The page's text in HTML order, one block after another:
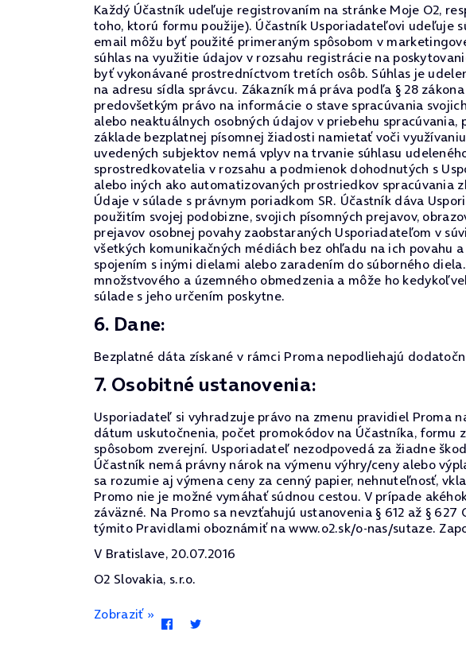
Každý Účastník udeľuje registrovaním na stránke Moje O2,
toho, ktorú formu použije). Účastník Usporiadateľovi udeľuje
email môžu byť použité primeraným spôsobom v
súhlas na využitie údajov v rozsahu registrácie na
byť vykonávané prostredníctvom tretích osôb. Súhlas je
na adresu sídla správcu. Zákazník má práva podľa § 28
predovšetkým právo na informácie o stave spracúvania
alebo neaktuálnych osobných údajov v priebehu
základe bezplatnej písomnej žiadosti namietať voči
uvedených subjektov nemá vplyv na trvanie súhlasu
sprostredkovatelia v rozsahu a podmienok dohodnutých s
alebo iných ako automatizovaných prostriedkov spracúvania
Údaje v súlade s právnym poriadkom SR. Účastník dáva
použitím svojej podobizne, svojich písomných prejavov,
prejavov osobnej povahy zaobstaraných Usporiadateľom v
všetkých komunikačných médiách bez ohľadu na ich povahu
spojením s inými dielami alebo zaradením do súborného
množstvového a územného obmedzenia a môže ho
súlade s jeho určením poskytne.
6. Dane:
Bezplatné dáta získané v rámci Proma nepodliehajú
7. Osobitné ustanovenia:
Usporiadateľ si vyhradzuje právo na zmenu pravidiel Proma
dátum uskutočnenia, počet promokódov na Účastníka,
spôsobom zverejní. Usporiadateľ nezodpovedá za žiadne
Účastník nemá právny nárok na výmenu výhry/ceny alebo
sa rozumie aj výmena ceny za cenný papier, nehnuteľnosť,
Promo nie je možné vymáhať súdnou cestou. V prípade
záväzné. Na Promo sa nevzťahujú ustanovenia § 612 až §
týmito Pravidlami oboznámiť na www.o2.sk/o-nas/sutaze.
V Bratislave, 20.07.2016
O2 Slovakia, s.r.o.
Zobraziť »